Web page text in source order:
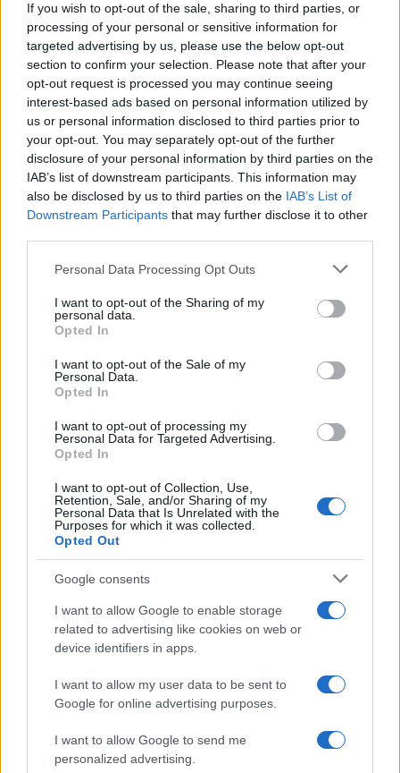
If you wish to opt-out of the sale, sharing to third parties, or
processing of your personal or sensitive information for
targeted advertising by us, please use the below opt-out
section to confirm your selection. Please note that after your
opt-out request is processed you may continue seeing
interest-based ads based on personal information utilized by
us or personal information disclosed to third parties prior to
your opt-out. You may separately opt-out of the further
disclosure of your personal information by third parties on the
IAB’s list of downstream participants. This information may
also be disclosed by us to third parties on the IAB’s List of
Downstream Participants that may further disclose it to other
Please note that this website/app uses one or more Google
not limited to your visit or usage behaviour. You may click to
grant or deny consent to Google and its third-party tags to
use your data for below specified purposes in below Google
consent section.
Personal Data Processing Opt Outs
I want to opt-out of the Sharing of my
personal data.
Opted In
I want to opt-out of the Sale of my
Personal Data.
Opted In
I want to opt-out of processing my
Personal Data for Targeted Advertising.
Opted In
I want to opt-out of Collection, Use,
Retention, Sale, and/or Sharing of my
Personal Data that Is Unrelated with the
Purposes for which it was collected.
Opted Out
Google consents
I want to allow Google to enable storage
related to advertising like cookies on web or
device identifiers in apps.
I want to allow my user data to be sent to
Google for online advertising purposes.
I want to allow Google to send me
personalized advertising.
Continua a leggere
DISCIPLINE PARALIMPICHE
Discipline paralimpiche sulla neve: sport e ausili
spiegati
Marco Tessari · 8 Ago 2026
DISCIPLINE PARALIMPICHE
Guida alle classi paralimpiche e agli attrezzi per sci,
Marco Tessari · 25 Lug 2026